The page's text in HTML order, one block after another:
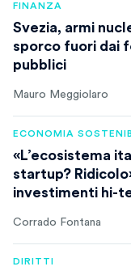
FINANZA
Svezia, armi
sporco fuori dai
pubblici
Mauro Meggiolaro
ECONOMIA
«L’ecosistema
startup?
investimenti hi-
Corrado Fontana
DIRITTI